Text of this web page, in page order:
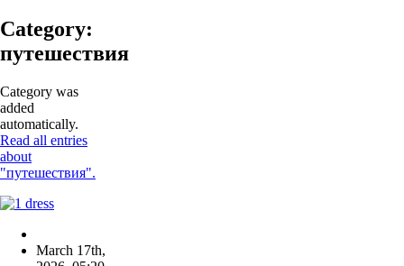
Category:
путешествия
Category was
added
automatically.
Read all entries
about
"путешествия".
March 17th,